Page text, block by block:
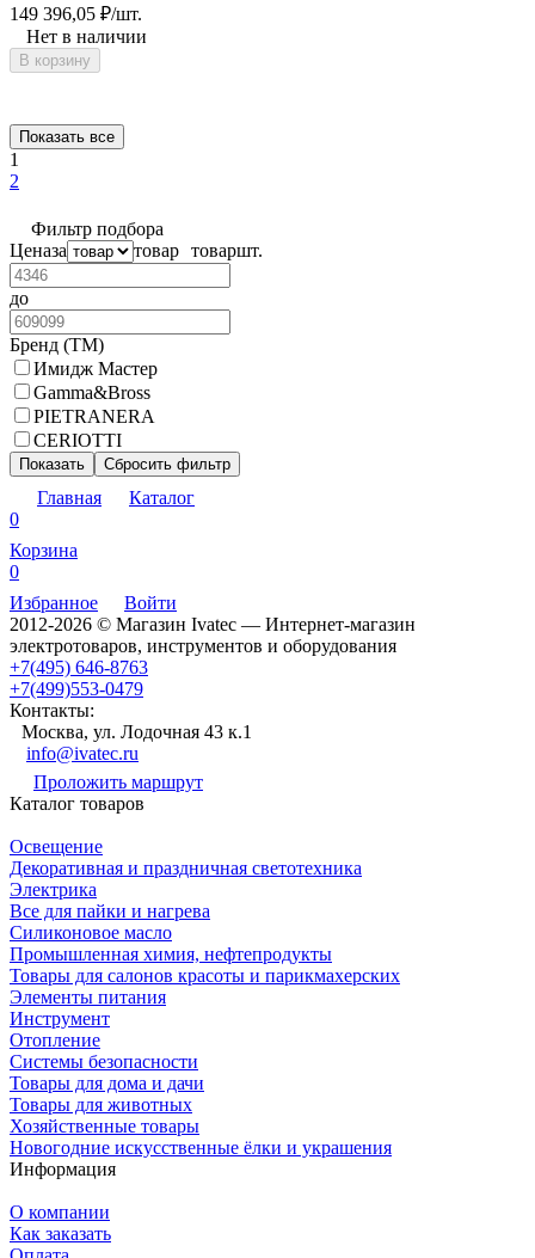
149 396,05 ₽/шт.
Нет в наличии
В корзину
Показать все
1
2
Фильтр подбора
Ценаза товар товаршт.
до
Бренд (ТМ)
Имидж Мастер
Gamma&Bross
PIETRANERA
CERIOTTI
Показать Сбросить фильтр
Главная
Каталог
0
Корзина
0
Избранное
Войти
2012-2026 © Магазин Ivatec — Интернет-магазин
электротоваров, инструментов и оборудования
+7(495) 646-8763
+7(499)553-0479
Контакты:
Москва, ул. Лодочная 43 к.1
info@ivatec.ru
Проложить маршрут
Каталог товаров
Освещение
Декоративная и праздничная светотехника
Электрика
Все для пайки и нагрева
Силиконовое масло
Промышленная химия, нефтепродукты
Товары для салонов красоты и парикмахерских
Элементы питания
Инструмент
Отопление
Системы безопасности
Товары для дома и дачи
Товары для животных
Хозяйственные товары
Новогодние искусственные ёлки и украшения
Информация
О компании
Как заказать